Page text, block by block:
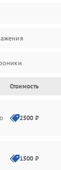
Стоимость
2500 ₽
1500 ₽